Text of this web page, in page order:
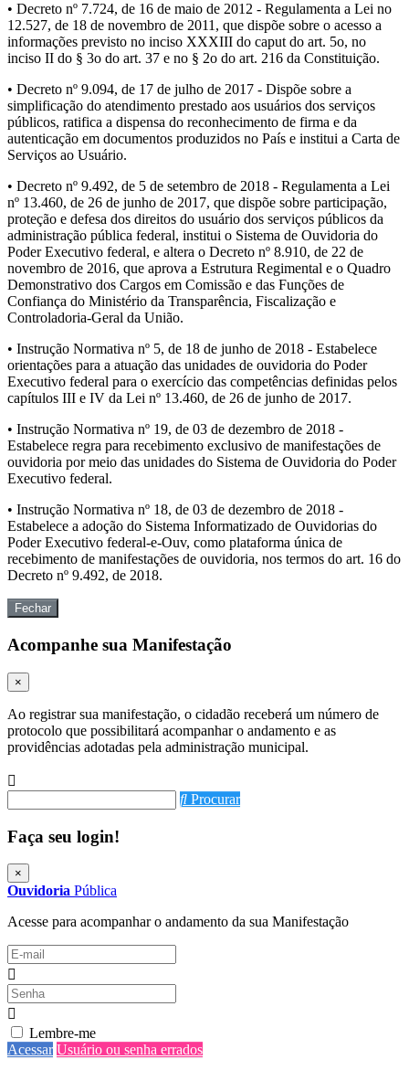
• Decreto nº 7.724, de 16 de maio de 2012 - Regulamenta a Lei no
12.527, de 18 de novembro de 2011, que dispõe sobre o acesso a
informações previsto no inciso XXXIII do caput do art. 5o, no
inciso II do § 3o do art. 37 e no § 2o do art. 216 da Constituição.
• Decreto nº 9.094, de 17 de julho de 2017 - Dispõe sobre a
simplificação do atendimento prestado aos usuários dos serviços
públicos, ratifica a dispensa do reconhecimento de firma e da
autenticação em documentos produzidos no País e institui a Carta de
Serviços ao Usuário.
• Decreto nº 9.492, de 5 de setembro de 2018 - Regulamenta a Lei
nº 13.460, de 26 de junho de 2017, que dispõe sobre participação,
proteção e defesa dos direitos do usuário dos serviços públicos da
administração pública federal, institui o Sistema de Ouvidoria do
Poder Executivo federal, e altera o Decreto nº 8.910, de 22 de
novembro de 2016, que aprova a Estrutura Regimental e o Quadro
Demonstrativo dos Cargos em Comissão e das Funções de
Confiança do Ministério da Transparência, Fiscalização e
Controladoria-Geral da União.
• Instrução Normativa nº 5, de 18 de junho de 2018 - Estabelece
orientações para a atuação das unidades de ouvidoria do Poder
Executivo federal para o exercício das competências definidas pelos
capítulos III e IV da Lei nº 13.460, de 26 de junho de 2017.
• Instrução Normativa nº 19, de 03 de dezembro de 2018 -
Estabelece regra para recebimento exclusivo de manifestações de
ouvidoria por meio das unidades do Sistema de Ouvidoria do Poder
Executivo federal.
• Instrução Normativa nº 18, de 03 de dezembro de 2018 -
Estabelece a adoção do Sistema Informatizado de Ouvidorias do
Poder Executivo federal-e-Ouv, como plataforma única de
recebimento de manifestações de ouvidoria, nos termos do art. 16 do
Decreto nº 9.492, de 2018.
Fechar
Acompanhe sua Manifestação
×
Ao registrar sua manifestação, o cidadão receberá um número de
protocolo que possibilitará acompanhar o andamento e as
providências adotadas pela administração municipal.
Procurar
Faça seu login!
×
Ouvidoria Pública
Acesse para acompanhar o andamento da sua Manifestação
Lembre-me
Acessar Usuário ou senha errados